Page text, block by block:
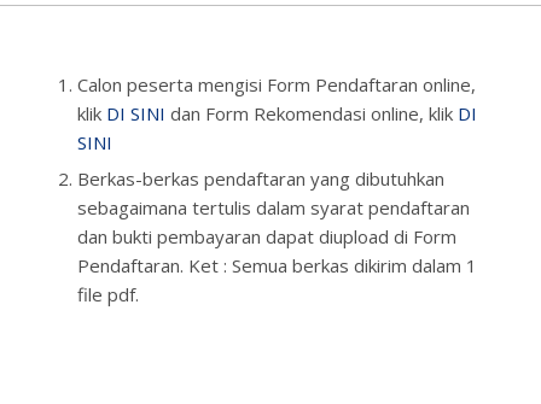
Calon peserta mengisi Form Pendaftaran online,
klik DI SINI dan Form Rekomendasi online, klik DI
SINI
Berkas-berkas pendaftaran yang dibutuhkan
sebagaimana tertulis dalam syarat pendaftaran
dan bukti pembayaran dapat diupload di Form
Pendaftaran. Ket : Semua berkas dikirim dalam 1
file pdf.